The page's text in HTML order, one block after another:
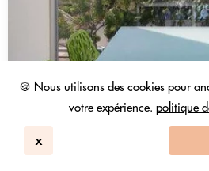
🍪 Nous utilisons des cookies pour
votre expérience. politique
x